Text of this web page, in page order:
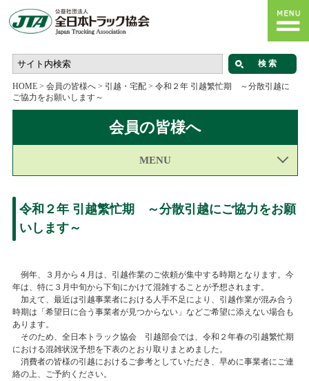
HOME> 会員の皆様へ> 引越・宅配> 令和２年 引越繁忙期 ～分散引越に
ご協力をお願いします～
会員の皆様へ
MENU
令和２年 引越繁忙期 ～分散引越にご協力をお願
いします～
例年、３月から４月は、引越作業のご依頼が集中する時期となります。今
年は、特に３月中旬から下旬にかけて混雑することが予想されます。
加えて、最近は引越事業者における人手不足により、引越作業が混み合う
時期は「希望日に合う事業者が見つからない」などご希望に添えない場合も
あります。
そのため、全日本トラック協会 引越部会では、令和２年春の引越繁忙期
における混雑状況予想を下表のとおり取りまとめました。
消費者の皆様の引越におけるご参考としていただき、早めに事業者にご連
絡の上、ご予約ください。